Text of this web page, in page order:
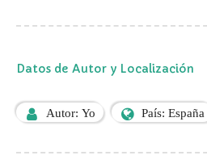
Datos de Autor y Localización
Autor: Yo País: España